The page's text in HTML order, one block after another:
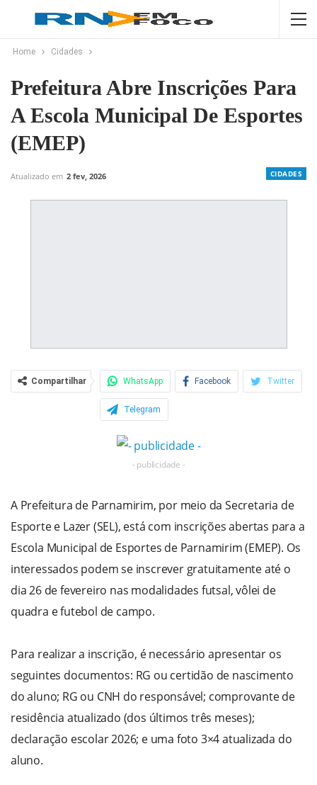
Home Cidades
Prefeitura Abre Inscrições Para
A Escola Municipal De Esportes
(EMEP)
CIDADES
Atualizado em 2 fev, 2026
Compartilhar WhatsApp Facebook Twitter
Telegram
- publicidade -
A Prefeitura de Parnamirim, por meio da Secretaria de
Esporte e Lazer (SEL), está com inscrições abertas para a
Escola Municipal de Esportes de Parnamirim (EMEP). Os
interessados podem se inscrever gratuitamente até o
dia 26 de fevereiro nas modalidades futsal, vôlei de
quadra e futebol de campo.
Para realizar a inscrição, é necessário apresentar os
seguintes documentos: RG ou certidão de nascimento
do aluno; RG ou CNH do responsável; comprovante de
residência atualizado (dos últimos três meses);
declaração escolar 2026; e uma foto 3×4 atualizada do
aluno.